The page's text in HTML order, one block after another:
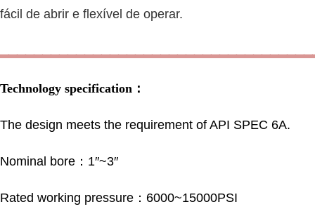
fácil de abrir e flexível de operar.
Technology specification：
The design meets the requirement of API SPEC 6A.
Nominal bore：1″~3″
Rated working pressure：6000~15000PSI